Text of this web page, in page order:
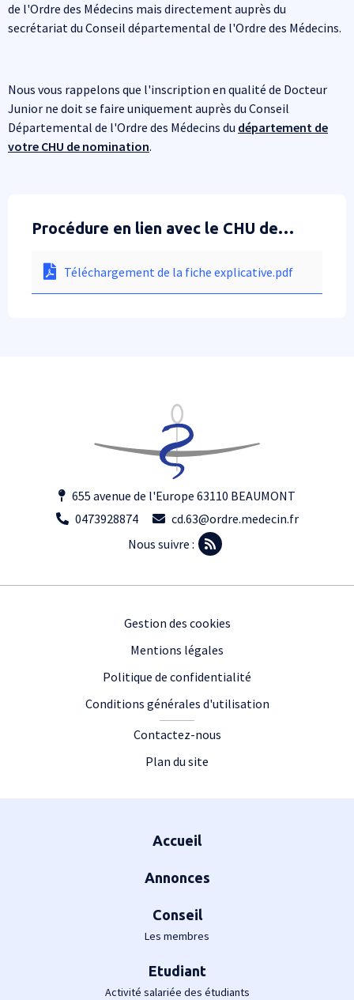
de l'Ordre des Médecins mais directement auprès du
secrétariat du Conseil départemental de l'Ordre des Médecins.
Nous vous rappelons que l'inscription en qualité de Docteur
Junior ne doit se faire uniquement auprès du Conseil
Départemental de l'Ordre des Médecins du département de
votre CHU de nomination.
Procédure en lien avec le CHU de
Téléchargement de la fiche explicative.pdf
655 avenue de l'Europe 63110 BEAUMONT
0473928874
cd.63@ordre.medecin.fr
Nous suivre :
Gestion des cookies
Mentions légales
Politique de confidentialité
Conditions générales d'utilisation
Contactez-nous
Plan du site
Accueil
Annonces
Conseil
Les membres
Etudiant
Activité salariée des étudiants